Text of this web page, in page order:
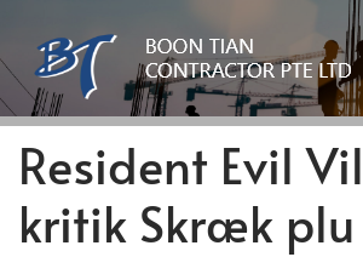
Resident Evil
kritik Skræk